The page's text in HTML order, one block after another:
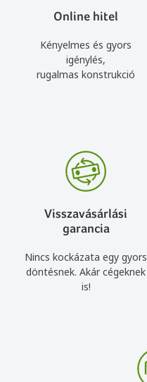
Online hitel
Kényelmes és gyors
igénylés,
rugalmas konstrukció
Visszavásárlási
garancia
Nincs kockázata egy gyors
döntésnek. Akár cégeknek
is!